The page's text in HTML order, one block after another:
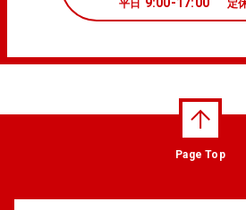
平日 定
Page Top